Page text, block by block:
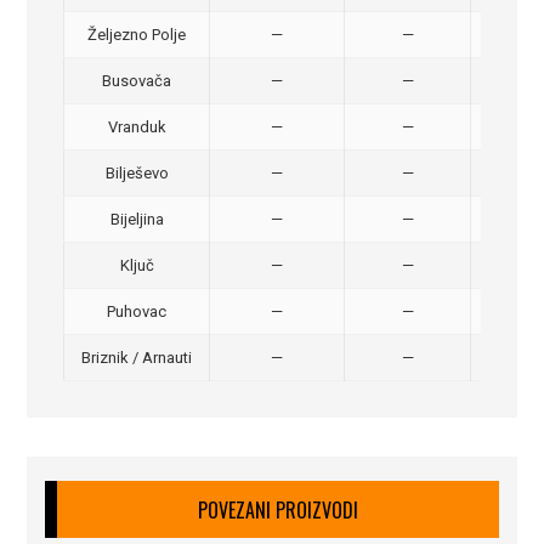
Željezno Polje — —
Busovača — —
Vranduk — —
Bilješevo — —
Bijeljina — —
Ključ — —
Puhovac — —
Briznik / Arnauti — —
POVEZANI PROIZVODI